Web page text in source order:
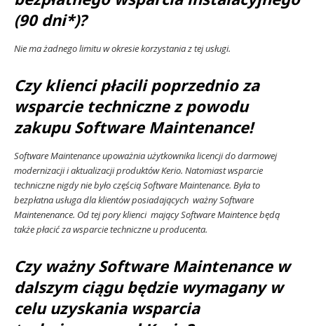
(90 dni*)?
Nie ma żadnego limitu w okresie korzystania z tej usługi.
Czy klienci płacili poprzednio za
wsparcie techniczne z powodu
zakupu Software Maintenance!
Software Maintenance upoważnia użytkownika licencji do darmowej
modernizacji i aktualizacji produktów Kerio. Natomiast wsparcie
techniczne nigdy nie było częścią Software Maintenance. Była to
bezpłatna usługa dla klientów posiadających ważny Software
Maintenenance. Od tej pory klienci mający Software Maintence będą
także płacić za wsparcie techniczne u producenta.
Czy ważny Software Maintenance w
dalszym ciągu będzie wymagany w
celu uzyskania wsparcia